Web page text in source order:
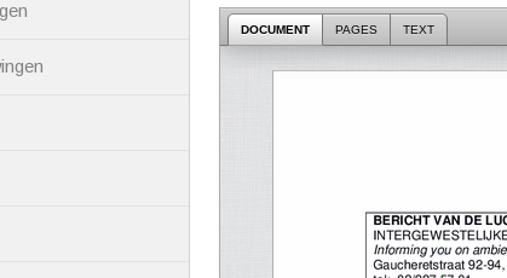
DOCUMENT PAGES TEXT